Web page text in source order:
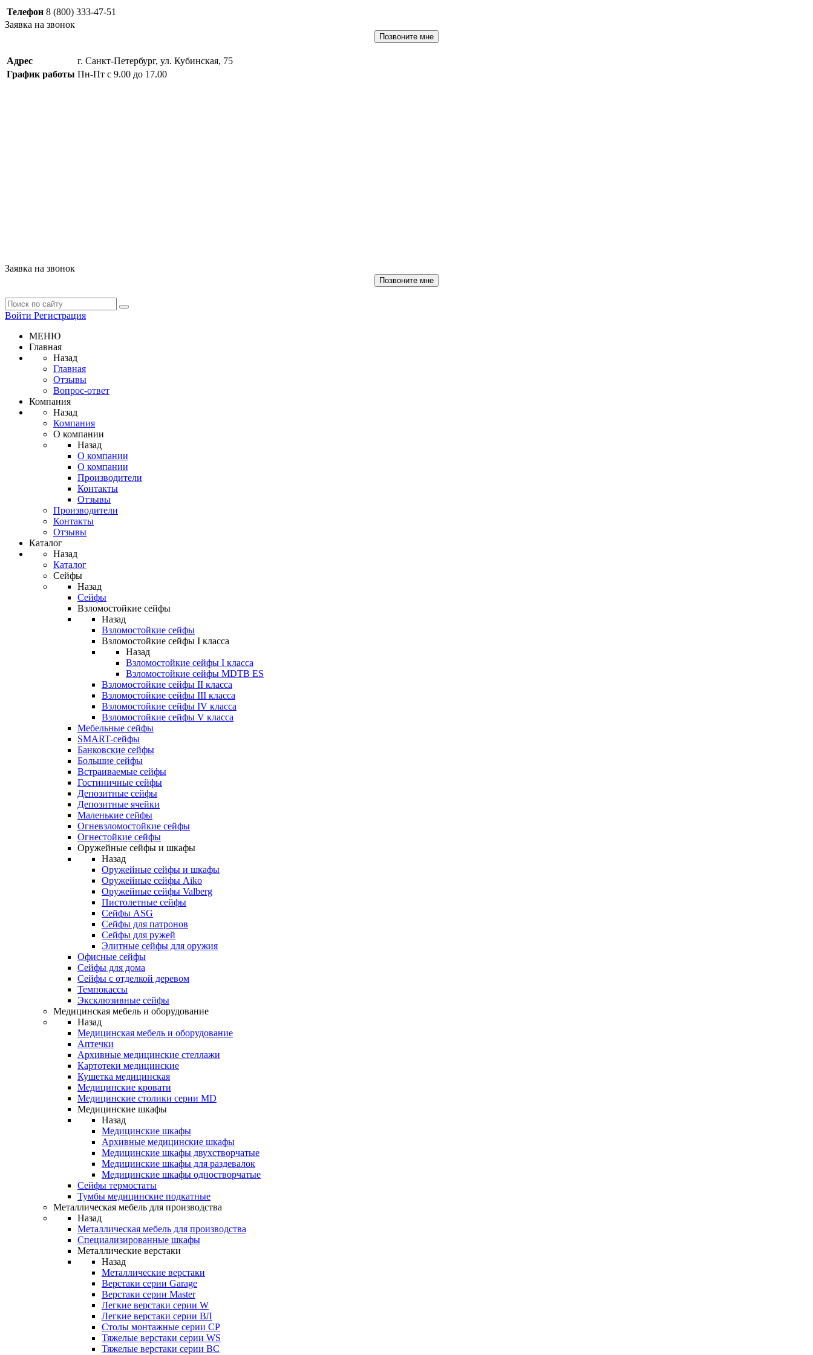
Телефон 8 (800) 333-47-51
Заявка на звонок
Позвоните мне
Адрес
г. Санкт-Петербург, ул. Кубинская, 75
График работы Пн-Пт с 9.00 до 17.00
Заявка на звонок
Позвоните мне
Войти Регистрация
МЕНЮ
Главная
Назад
Главная
Отзывы
Вопрос-ответ
Компания
Назад
Компания
О компании
Назад
О компании
О компании
Производители
Контакты
Отзывы
Производители
Контакты
Отзывы
Каталог
Назад
Каталог
Сейфы
Назад
Сейфы
Взломостойкие сейфы
Назад
Взломостойкие сейфы
Взломостойкие сейфы I класса
Назад
Взломостойкие сейфы I класса
Взломостойкие сейфы MDTB ES
Взломостойкие сейфы II класса
Взломостойкие сейфы III класса
Взломостойкие сейфы IV класса
Взломостойкие сейфы V класса
Мебельные сейфы
SMART-сейфы
Банковские сейфы
Большие сейфы
Встраиваемые сейфы
Гостиничные сейфы
Депозитные сейфы
Депозитные ячейки
Маленькие сейфы
Огневзломостойкие сейфы
Огнестойкие сейфы
Оружейные сейфы и шкафы
Назад
Оружейные сейфы и шкафы
Оружейные сейфы Aiko
Оружейные сейфы Valberg
Пистолетные сейфы
Сейфы ASG
Сейфы для патронов
Сейфы для ружей
Элитные сейфы для оружия
Офисные сейфы
Сейфы для дома
Сейфы с отделкой деревом
Темпокассы
Эксклюзивные сейфы
Медицинская мебель и оборудование
Назад
Медицинская мебель и оборудование
Аптечки
Архивные медицинские стеллажи
Картотеки медицинские
Кушетка медицинская
Медицинские кровати
Медицинские столики серии MD
Медицинские шкафы
Назад
Медицинские шкафы
Архивные медицинские шкафы
Медицинские шкафы двухстворчатые
Медицинские шкафы для раздевалок
Медицинские шкафы одностворчатые
Сейфы термостаты
Тумбы медицинские подкатные
Металлическая мебель для производства
Назад
Металлическая мебель для производства
Cпециализированные шкафы
Металлические верстаки
Назад
Металлические верстаки
Верстаки серии Garage
Верстаки серии Master
Легкие верстаки серии W
Легкие верстаки серии ВЛ
Столы монтажные серии СР
Тяжелые верстаки серии WS
Тяжелые верстаки серии ВС